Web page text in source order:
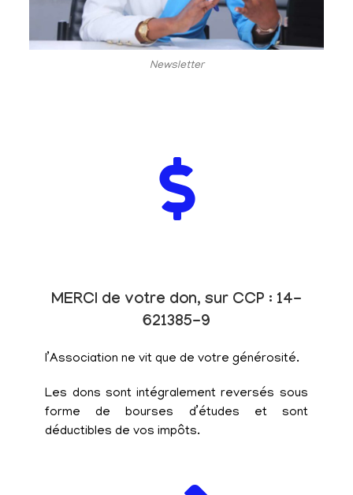
Newsletter
MERCI de votre don, sur CCP : 14-
621385-9
l’Association ne vit que de votre générosité.
Les dons sont intégralement reversés sous
forme de bourses d’études et sont
déductibles de vos impôts.